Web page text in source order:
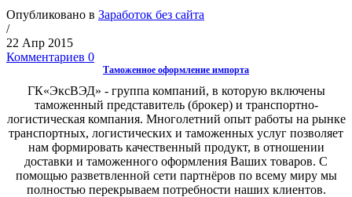
Опубликовано в Заработок без сайта
/
22 Апр 2015
Комментариев 0
Таможенное оформление импорта
ГК«ЭксВЭД» - группа компаний, в которую включены
таможенный представитель (брокер) и транспортно-
логистическая компания. Многолетний опыт работы на рынке
транспортных, логистических и таможенных услуг позволяет
нам формировать качественный продукт, в отношении
доставки и таможенного оформления Ваших товаров. С
помощью разветвленной сети партнёров по всему миру мы
полностью перекрываем потребности наших клиентов.